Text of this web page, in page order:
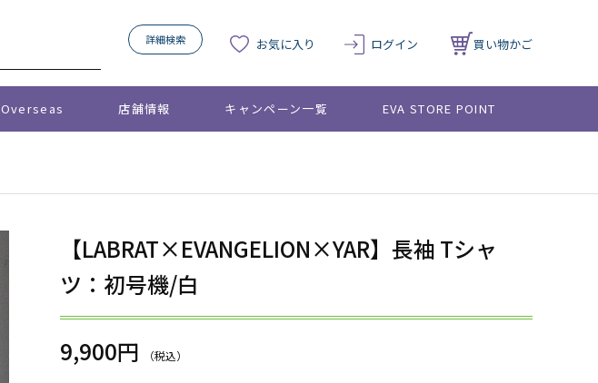
詳細検索 お気に入り ログイン 買い物かご
Overseas 店舗情報 キャンペーン一覧 EVA STORE POINT
【LABRAT×EVANGELION×YAR】長袖 Tシャ
ツ：初号機/白
9,900円